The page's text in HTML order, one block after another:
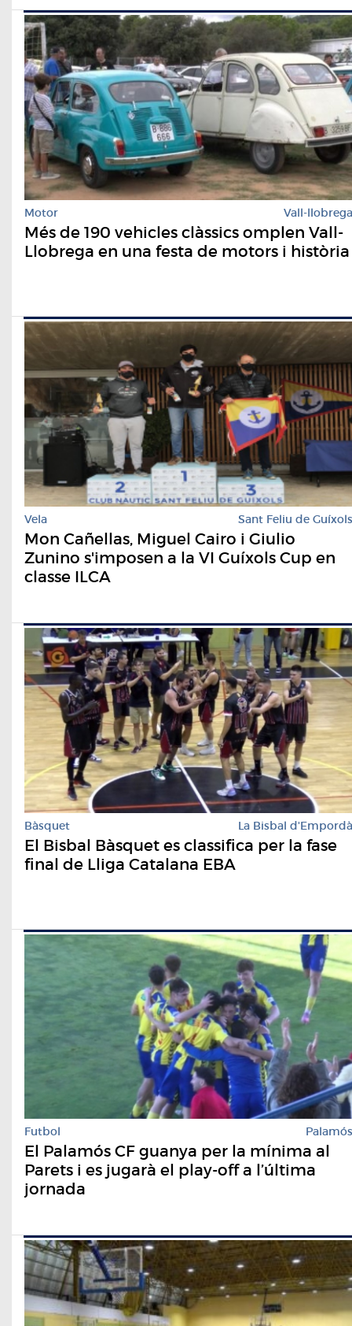
Motor Vall-llobrega
Més de 190 vehicles clàssics omplen Vall-
Llobrega en una festa de motors i història
Vela Sant Feliu de Guíxols
Mon Cañellas, Miguel Cairo i Giulio
Zunino s'imposen a la VI Guíxols Cup en
classe ILCA
Bàsquet La Bisbal d'Empordà
El Bisbal Bàsquet es classifica per la fase
final de Lliga Catalana EBA
Futbol Palamós
El Palamós CF guanya per la mínima al
Parets i es jugarà el play-off a l’última
jornada